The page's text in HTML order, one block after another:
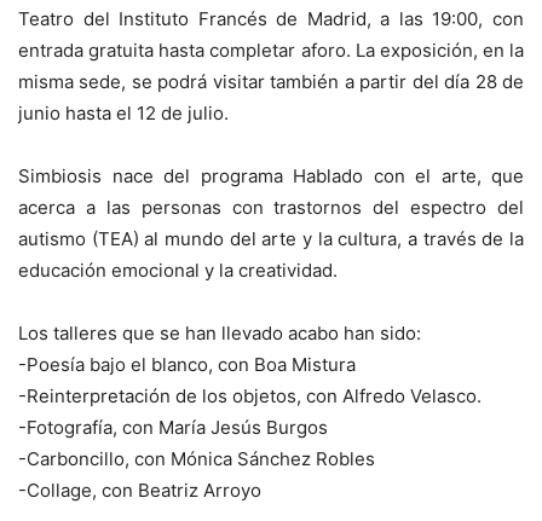
Teatro del Instituto Francés de Madrid, a las 19:00, con
entrada gratuita hasta completar aforo. La exposición, en la
misma sede, se podrá visitar también a partir del día 28 de
junio hasta el 12 de julio.
Simbiosis nace del programa Hablado con el arte, que
acerca a las personas con trastornos del espectro del
autismo (TEA) al mundo del arte y la cultura, a través de la
educación emocional y la creatividad.
Los talleres que se han llevado acabo han sido:
-Poesía bajo el blanco, con Boa Mistura
-Reinterpretación de los objetos, con Alfredo Velasco.
-Fotografía, con María Jesús Burgos
-Carboncillo, con Mónica Sánchez Robles
-Collage, con Beatriz Arroyo